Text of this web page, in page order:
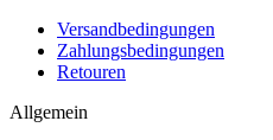
Versandbedingungen
Zahlungsbedingungen
Retouren
Allgemein